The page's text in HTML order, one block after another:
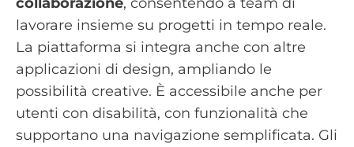
lavorare insieme su progetti in tempo reale.
La piattaforma si integra anche con altre
applicazioni di design, ampliando le
possibilità creative. È accessibile anche per
utenti con disabilità, con funzionalità che
supportano una navigazione semplificata. Gli